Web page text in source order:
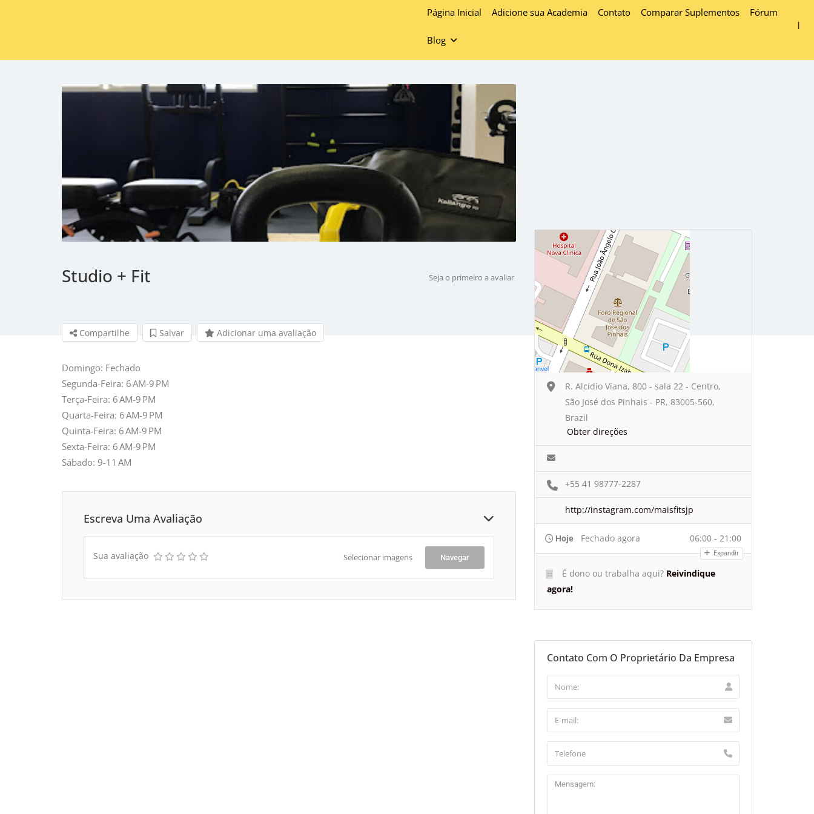
Página Inicial Adicione sua Academia Contato Comparar Suplementos Fórum
Blog
Studio + Fit Seja o primeiro a avaliar
Compartilhe Salvar Adicionar uma avaliação
Domingo: Fechado
Segunda-Feira: 6 AM-9 PM
Terça-Feira: 6 AM-9 PM
Quarta-Feira: 6 AM-9 PM
Quinta-Feira: 6 AM-9 PM
Sexta-Feira: 6 AM-9 PM
Sábado: 9-11 AM
Escreva Uma Avaliação
Sua avaliação Selecionar imagens Navegar
R. Alcídio Viana, 800 - sala 22 - Centro,
São José dos Pinhais - PR, 83005-560,
Brazil
Obter direções
+55 41 98777-2287
http://instagram.com/maisfitsjp
Hoje Fechado agora 06:00 - 21:00
Expandir
É dono ou trabalha aqui? Reivindique
agora!
Contato Com O Proprietário Da Empresa